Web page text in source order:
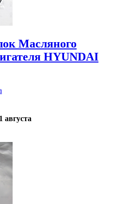
Масляного
HYUNDAI
августа